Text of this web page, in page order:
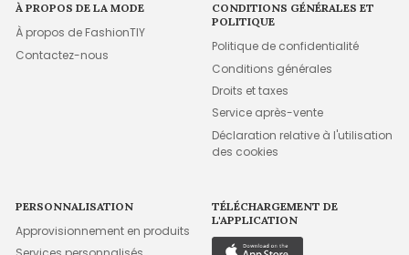
À PROPOS DE LA MODE
À propos de FashionTIY
Contactez-nous
CONDITIONS GÉNÉRALES ET
POLITIQUE
Politique de confidentialité
Conditions générales
Droits et taxes
Service après-vente
Déclaration relative à l'utilisation
des cookies
PERSONNALISATION
Approvisionnement en produits
TÉLÉCHARGEMENT DE
L'APPLICATION